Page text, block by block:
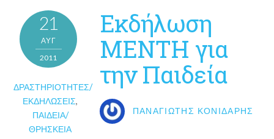
21
ΑΥΓ
2011
ΔΡΑΣΤΗΡΙΌΤΗΤΕΣ/
ΕΚΔΗΛΏΣΕΙΣ,
ΠΑΙΔΕΊΑ/
ΘΡΗΣΚΕΊΑ
Εκδήλωση
ΜΕΝΤΗ για
την Παιδεία
ΠΑΝΑΓΙΏΤΗΣ ΚΟΝΙΔΆΡΗΣ